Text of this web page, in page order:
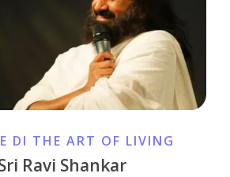
DI THE ART OF LIVING
Ravi Shankar